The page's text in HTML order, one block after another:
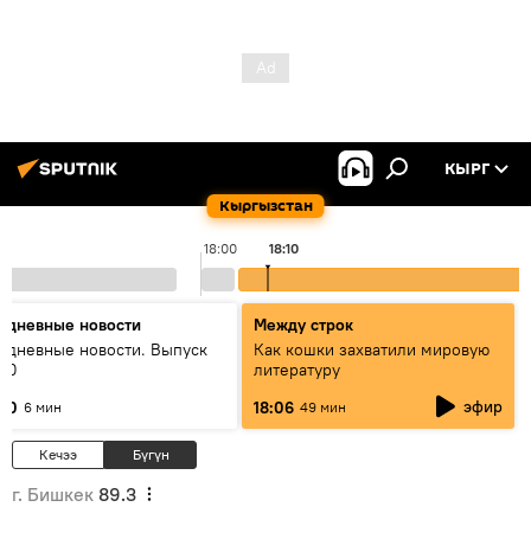
Кыргызстан
КЫРГ
18:00 18:10
новости
новости. Выпуск
6 мин
Между строк
Как кошки захватили мировую
литературу
18:06 49 мин эфир
Кечээ Бүгүн
г. Бишкек 89.3